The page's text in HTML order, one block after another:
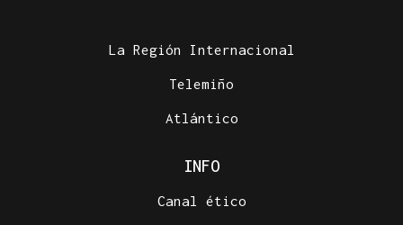
La Región Internacional
Telemiño
Atlántico
INFO
Canal ético